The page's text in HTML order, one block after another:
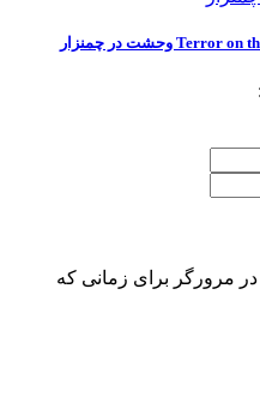
مرورگر برای زمانی که